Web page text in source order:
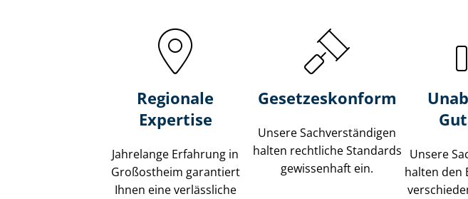
Regionale
Expertise
Jahrelange Erfahrung in
Großostheim garantiert
Ihnen eine verlässliche
Gesetzes­konform
Unsere Sach­ver­stän­di­gen
halten rechtliche Standards
gewissenhaft ein.
Unsere
halten den